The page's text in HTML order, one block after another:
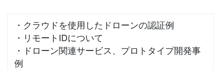
・クラウドを使用したドローンの認証例
・リモートIDについて
・ドローン関連サービス、プロトタイプ開発事
例